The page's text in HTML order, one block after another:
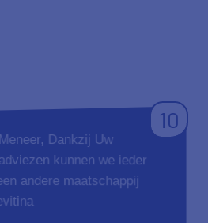
10
Dankzij Uw
kunnen we ieder
andere maatschappij